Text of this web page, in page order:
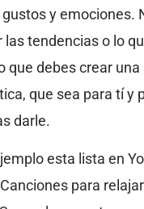
y emociones.
las tendencias o lo
que debes crear
que sea para tí y
darle.
esta lista en
para